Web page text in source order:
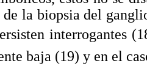
la biopsia del
interrogantes
baja (19) y en el